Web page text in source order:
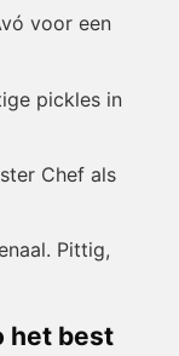
voor een
pickles in
Chef als
Pittig,
het best